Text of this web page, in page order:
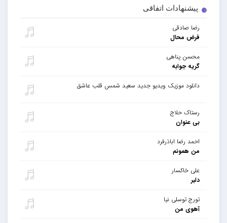
پیشنهادات اتفاقی
رضا صادقی
فرض محال
محسن پناهی
گریه جوابه
دانلود موزیک ویدیو جدید سعید شمس قلب عاشق
رستاک حلاج
بی عنوان
احمد رضا اباذرفرد
من همونم
علی خاکسار
دلبر
تورج توسلی نیا
آهوی من